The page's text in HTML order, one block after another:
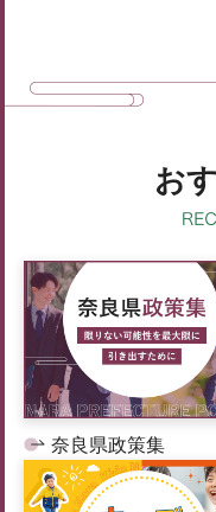
お
奈良県政策集